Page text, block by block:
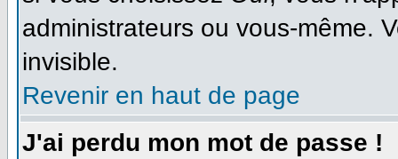
administrateurs ou vous-même.
invisible.
Revenir en haut de page
J'ai perdu mon mot de passe !